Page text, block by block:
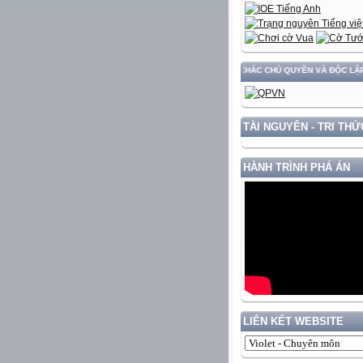
PHÁT TRIỂN ĐẤT NƯỚC GẮN VỚI BẢO VỆ VỮNG CHẮC CHỦ QUYỀN VÀ ĐỘC LẬP DÂN
TÀI NGUYÊN - TRI
HÀNH TRÌNH PHÁ ÁN
LIÊN KẾT WEBSITE